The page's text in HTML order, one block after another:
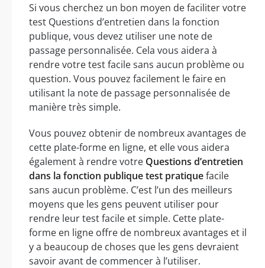
Si vous cherchez un bon moyen de faciliter votre
test Questions d’entretien dans la fonction
publique, vous devez utiliser une note de
passage personnalisée. Cela vous aidera à
rendre votre test facile sans aucun problème ou
question. Vous pouvez facilement le faire en
utilisant la note de passage personnalisée de
manière très simple.
Vous pouvez obtenir de nombreux avantages de
cette plate-forme en ligne, et elle vous aidera
également à rendre votre Questions d’entretien
dans la fonction publique test pratiquefacile
sans aucun problème. C’est l’un des meilleurs
moyens que les gens peuvent utiliser pour
rendre leur test facile et simple. Cette plate-
forme en ligne offre de nombreux avantages et il
y a beaucoup de choses que les gens devraient
savoir avant de commencer à l’utiliser.